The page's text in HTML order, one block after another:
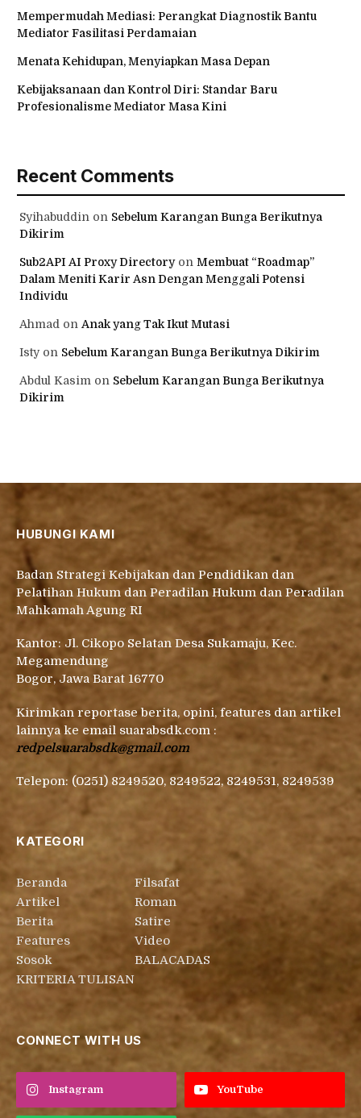
Mempermudah Mediasi: Perangkat Diagnostik Bantu
Mediator Fasilitasi Perdamaian
Menata Kehidupan, Menyiapkan Masa Depan
Kebijaksanaan dan Kontrol Diri: Standar Baru
Profesionalisme Mediator Masa Kini
Recent Comments
Syihabuddin on Sebelum Karangan Bunga Berikutnya
Dikirim
Sub2API AI Proxy Directoryon Membuat “Roadmap”
Dalam Meniti Karir Asn Dengan Menggali Potensi
Individu
Ahmad on Anak yang Tak Ikut Mutasi
Istyon Sebelum Karangan Bunga Berikutnya Dikirim
Abdul Kasim on Sebelum Karangan Bunga Berikutnya
Dikirim
HUBUNGI KAMI
Badan Strategi Kebijakan dan Pendidikan dan
Pelatihan Hukum dan Peradilan Hukum dan Peradilan
Mahkamah Agung RI
Kantor: Jl. Cikopo Selatan Desa Sukamaju, Kec.
Megamendung
Bogor, Jawa Barat 16770
Kirimkan reportase berita, opini, features dan artikel
lainnya ke email suarabsdk.com :
redpelsuarabsdk@gmail.com
Telepon: (0251) 8249520, 8249522, 8249531, 8249539
KATEGORI
Beranda
Artikel
Berita
Features
Sosok
KRITERIA TULISAN
Filsafat
Roman
Satire
Video
BALACADAS
CONNECT WITH US
Instagram YouTube